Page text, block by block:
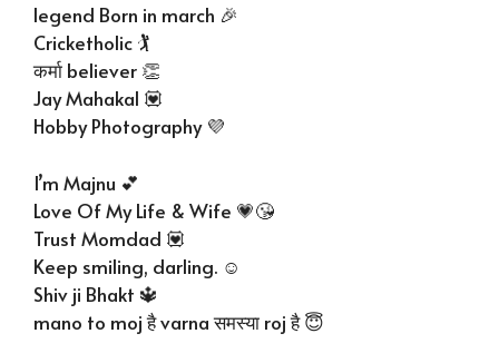
legend Born in march 🎉
Cricketholic 🏌
कर्मा believer 👏
Jay Mahakal 💟
Hobby Photography 💜
I’m Majnu 💕
Love Of My Life & Wife 💗😘
Trust Momdad 💟
Keep smiling, darling. ☺
Shiv ji Bhakt 🔱
mano to moj है varna समस्या roj है 😇